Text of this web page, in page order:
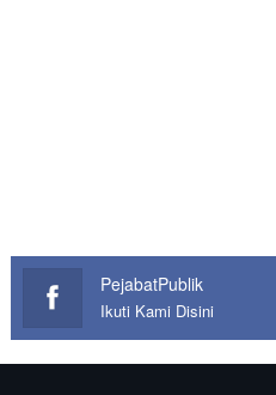
PejabatPublik
Ikuti Kami Disini